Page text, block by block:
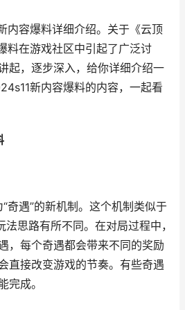
内容爆料详细介绍。关于《云顶
料在游戏社区中引起了广泛讨
起，逐步深入，给你详细介绍一
新内容爆料的内容，一起看
奇遇”的新机制。这个机制类似于
法思路有所不同。在对局过程中，
，每个奇遇都会带来不同的奖励
直接改变游戏的节奏。有些奇遇
完成。